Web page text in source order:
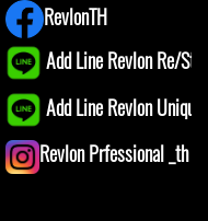
RevlonTH
Add Line Revlon Re/
Add Line Revlon
Revlon Prfessional _th